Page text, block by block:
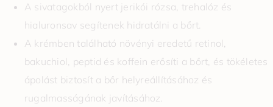
A sivatagokból nyert jerikói rózsa, trehalóz és
hialuronsav segítenek hidratálni a bőrt.
A krémben található növényi eredetű retinol,
bakuchiol, peptid és koffein erősíti a bőrt, és tökéletes
ápolást biztosít a bőr helyreállításához és
rugalmasságának javításához.